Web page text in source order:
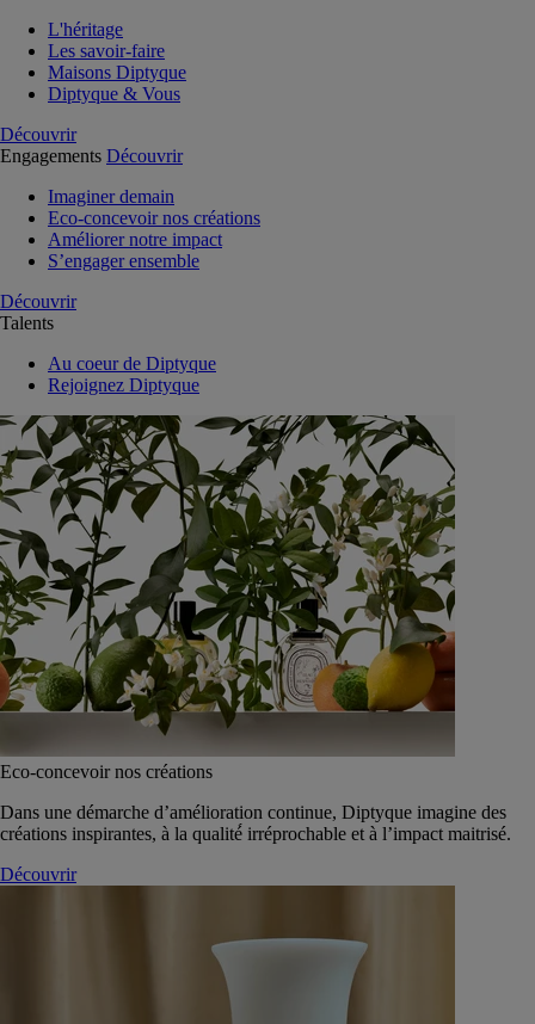
L'héritage
Les savoir-faire
Maisons Diptyque
Diptyque & Vous
Découvrir
Engagements Découvrir
Imaginer demain
Eco-concevoir nos créations
Améliorer notre impact
S’engager ensemble
Découvrir
Talents
Au coeur de Diptyque
Rejoignez Diptyque
Eco-concevoir nos créations
Dans une démarche d’amélioration continue, Diptyque imagine des
créations inspirantes, à la qualité́ irréprochable et à l’impact maitrisé.
Découvrir